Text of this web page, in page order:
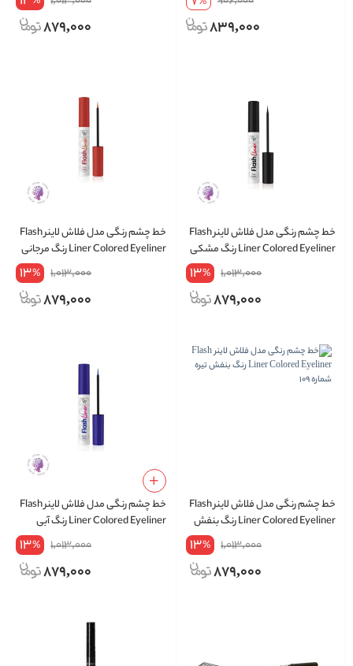
839,000
879,000
خط چشم رنگی مدل فلاش لاینر Flash
Liner Colored Eyeliner رنگ مشکی
1,013,000
13%
879,000
خط چشم رنگی مدل فلاش لاینر Flash
Liner Colored Eyeliner رنگ مرجانی
1,013,000
13%
879,000
خط چشم رنگی مدل فلاش لاینر Flash
Liner Colored Eyeliner رنگ بنفش
1,013,000
13%
879,000
خط چشم رنگی مدل فلاش لاینر Flash
Liner Colored Eyeliner رنگ آبی
1,013,000
13%
879,000